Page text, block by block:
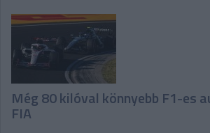
Még 80 kilóval könnyebb F1-es
FIA